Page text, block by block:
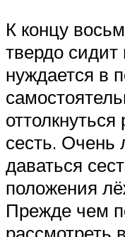
К концу
твердо сидит
нуждается в
сесть. Очень
даваться
положения
Прежде чем
рассмотреть